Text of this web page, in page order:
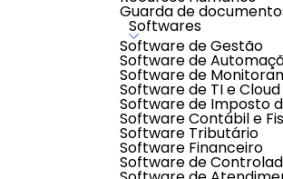
Guarda de
Softwares
Software de Gestão
Software de
Software de
Software de TI e Cloud
Software de Imposto
Software Contábil e
Software Tributário
Software Financeiro
Software de